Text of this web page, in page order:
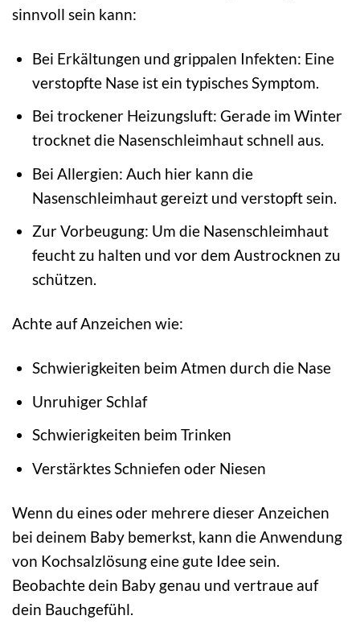
sinnvoll sein kann:
Bei Erkältungen und grippalen Infekten: Eine
verstopfte Nase ist ein typisches Symptom.
Bei trockener Heizungsluft: Gerade im Winter
trocknet die Nasenschleimhaut schnell aus.
Bei Allergien: Auch hier kann die
Nasenschleimhaut gereizt und verstopft sein.
Zur Vorbeugung: Um die Nasenschleimhaut
feucht zu halten und vor dem Austrocknen zu
schützen.
Achte auf Anzeichen wie:
Schwierigkeiten beim Atmen durch die Nase
Unruhiger Schlaf
Schwierigkeiten beim Trinken
Verstärktes Schniefen oder Niesen
Wenn du eines oder mehrere dieser Anzeichen
bei deinem Baby bemerkst, kann die Anwendung
von Kochsalzlösung eine gute Idee sein.
Beobachte dein Baby genau und vertraue auf
dein Bauchgefühl.